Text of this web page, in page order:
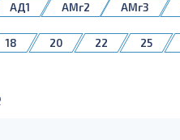
АД1 АМг2 АМг3
18 20 22 25